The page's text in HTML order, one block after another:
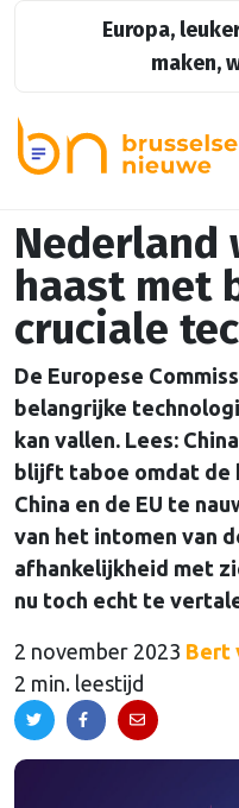
Europa,
maken,
Nederland
haast met
cruciale
De Europese
belangrijke
kan vallen. Lees:
blijft taboe omdat de
China en de EU te
van het intomen van
afhankelijkheid met
nu toch echt te
2 november 2023 Bert
2 min. leestijd